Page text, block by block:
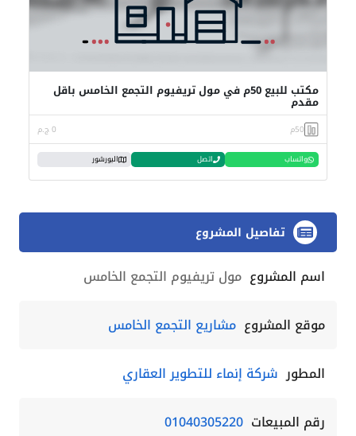
مكتب للبيع 50م في مول تريفيوم التجمع الخامس باقل
مقدم
50م 0 ج.م
واتساب اتصل البورشور
تفاصيل المشروع
اسم المشروع مول تريفيوم التجمع الخامس
موقع المشروع مشاريع التجمع الخامس
المطور شركة إنماء للتطوير العقاري
رقم المبيعات 01040305220